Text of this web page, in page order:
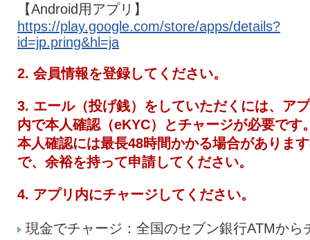
【Android用アプリ】
https://play.google.com/store/apps/details?
id=jp.pring&hl=ja
2. 会員情報を登録してください。
3. エール（投げ銭）をしていただくには、ア
内で本人確認（eKYC）とチャージが必要です
本人確認には最長48時間かかる場合がありま
で、余裕を持って申請してください。
4. アプリ内にチャージしてください。
現金でチャージ：全国のセブン銀行ATMから